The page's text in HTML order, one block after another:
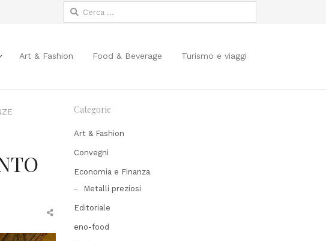
Ricerca
per:
Art & Fashion Food & Beverage Turismo e viaggi
Share
post
Categorie
Art & Fashion
Convegni
Economia e Finanza
Metalli preziosi
Editoriale
eno-food